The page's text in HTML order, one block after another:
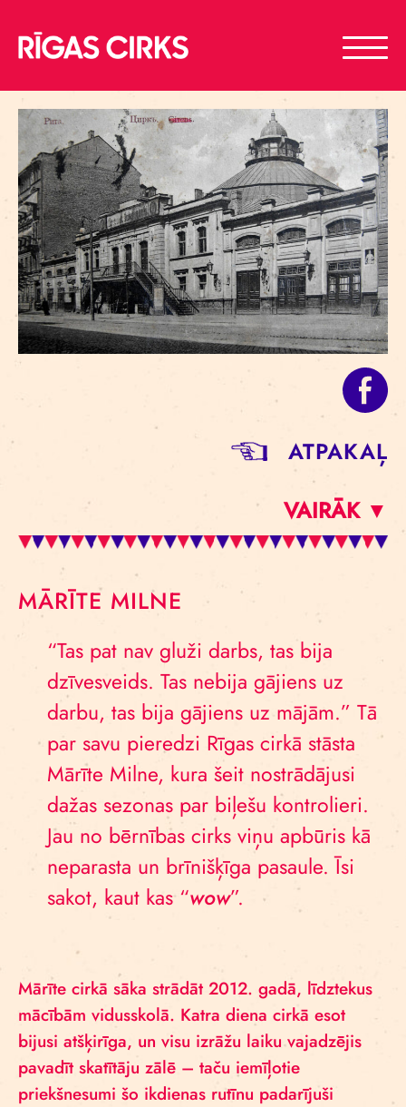
ATPAKAĻ
VAIRĀK ▼
MĀRĪTE MILNE
“Tas pat nav gluži darbs, tas bija
dzīvesveids. Tas nebija gājiens uz
darbu, tas bija gājiens uz mājām.” Tā
par savu pieredzi Rīgas cirkā stāsta
Mārīte Milne, kura šeit nostrādājusi
dažas sezonas par biļešu kontrolieri.
Jau no bērnības cirks viņu apbūris kā
neparasta un brīnišķīga pasaule. Īsi
sakot, kaut kas “wow”.
Mārīte cirkā sāka strādāt 2012. gadā, līdztekus
mācībām vidusskolā. Katra diena cirkā esot
bijusi atšķirīga, un visu izrāžu laiku vajadzējis
pavadīt skatītāju zālē – taču iemīļotie
priekšnesumi šo ikdienas rutīnu padarījuši